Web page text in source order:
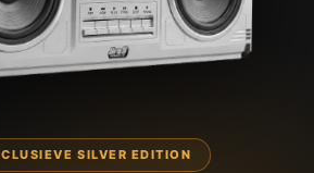
SILVER EDITION